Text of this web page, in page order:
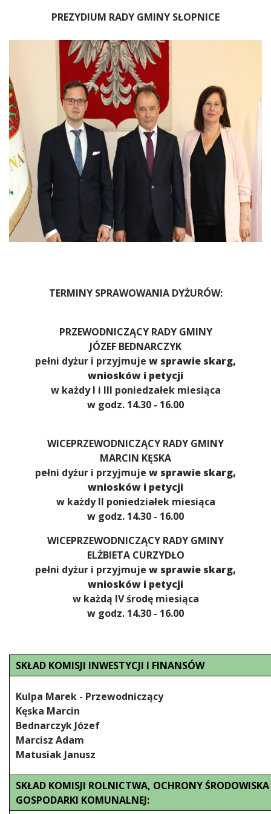
PREZYDIUM RADY GMINY SŁOPNICE
TERMINY SPRAWOWANIA DYŻURÓW:
PRZEWODNICZĄCY RADY GMINY
JÓZEF BEDNARCZYK
pełni dyżur i przyjmuje w sprawie skarg,
wniosków i petycji
w każdy I i III poniedzałek miesiąca
w godz. 14.30 - 16.00
WICEPRZEWODNICZĄCY RADY GMINY
MARCIN KĘSKA
pełni dyżur i przyjmuje w sprawie skarg,
wniosków i petycji
w każdy II poniedziałek miesiąca
w godz. 14.30 - 16.00
WICEPRZEWODNICZĄCY RADY GMINY
ELŻBIETA CURZYDŁO
pełni dyżur i przyjmuje w sprawie skarg,
wniosków i petycji
w każdą IV środę miesiąca
w godz. 14.30 - 16.00
SKŁAD KOMISJI INWESTYCJI I FINANSÓW
Kulpa Marek - Przewodniczący
Kęska Marcin
Bednarczyk Józef
Marcisz Adam
Matusiak Janusz
SKŁAD KOMISJI ROLNICTWA, OCHRONY
GOSPODARKI KOMUNALNEJ: